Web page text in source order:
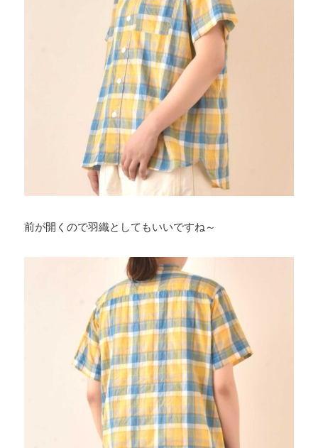
前が開くので羽織としてもいいですね～